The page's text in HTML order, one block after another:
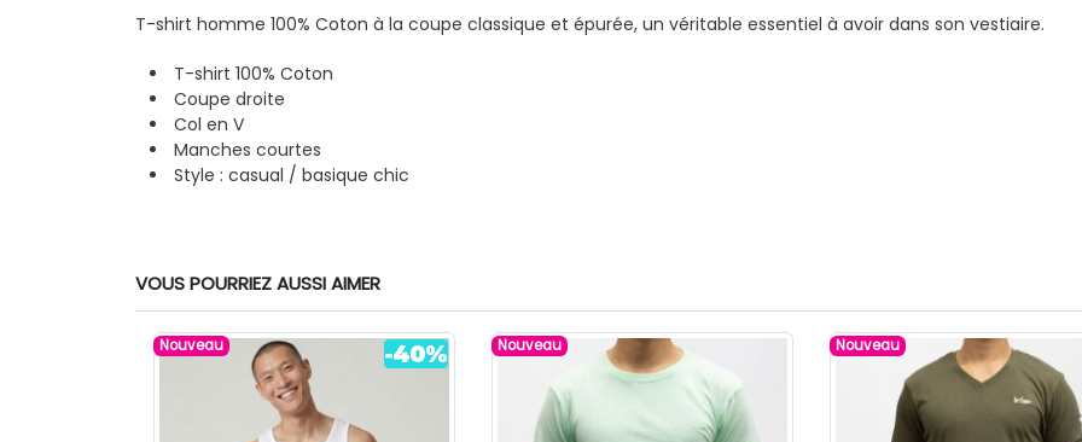
T-shirt homme 100% Coton à la coupe classique et épurée, un véritable essentiel à avoir dans son vestiaire.
T-shirt 100% Coton
Coupe droite
Col en V
Manches courtes
Style : casual / basique chic
VOUS POURRIEZ AUSSI AIMER
Nouveau Nouveau Nouveau